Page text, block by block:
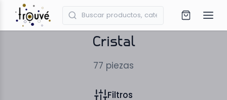
Cristal
77 piezas
Filtros